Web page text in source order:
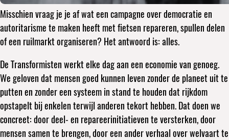
Misschien vraag je je af wat een campagne over democratie en
autoritarisme te maken heeft met fietsen repareren, spullen delen
of een ruilmarkt organiseren? Het antwoord is: alles.
De Transformisten werkt elke dag aan een economie van genoeg.
We geloven dat mensen goed kunnen leven zonder de planeet uit te
putten en zonder een systeem in stand te houden dat rijkdom
opstapelt bij enkelen terwijl anderen tekort hebben. Dat doen we
concreet: door deel- en repareerinitiatieven te versterken, door
mensen samen te brengen, door een ander verhaal over welvaart te